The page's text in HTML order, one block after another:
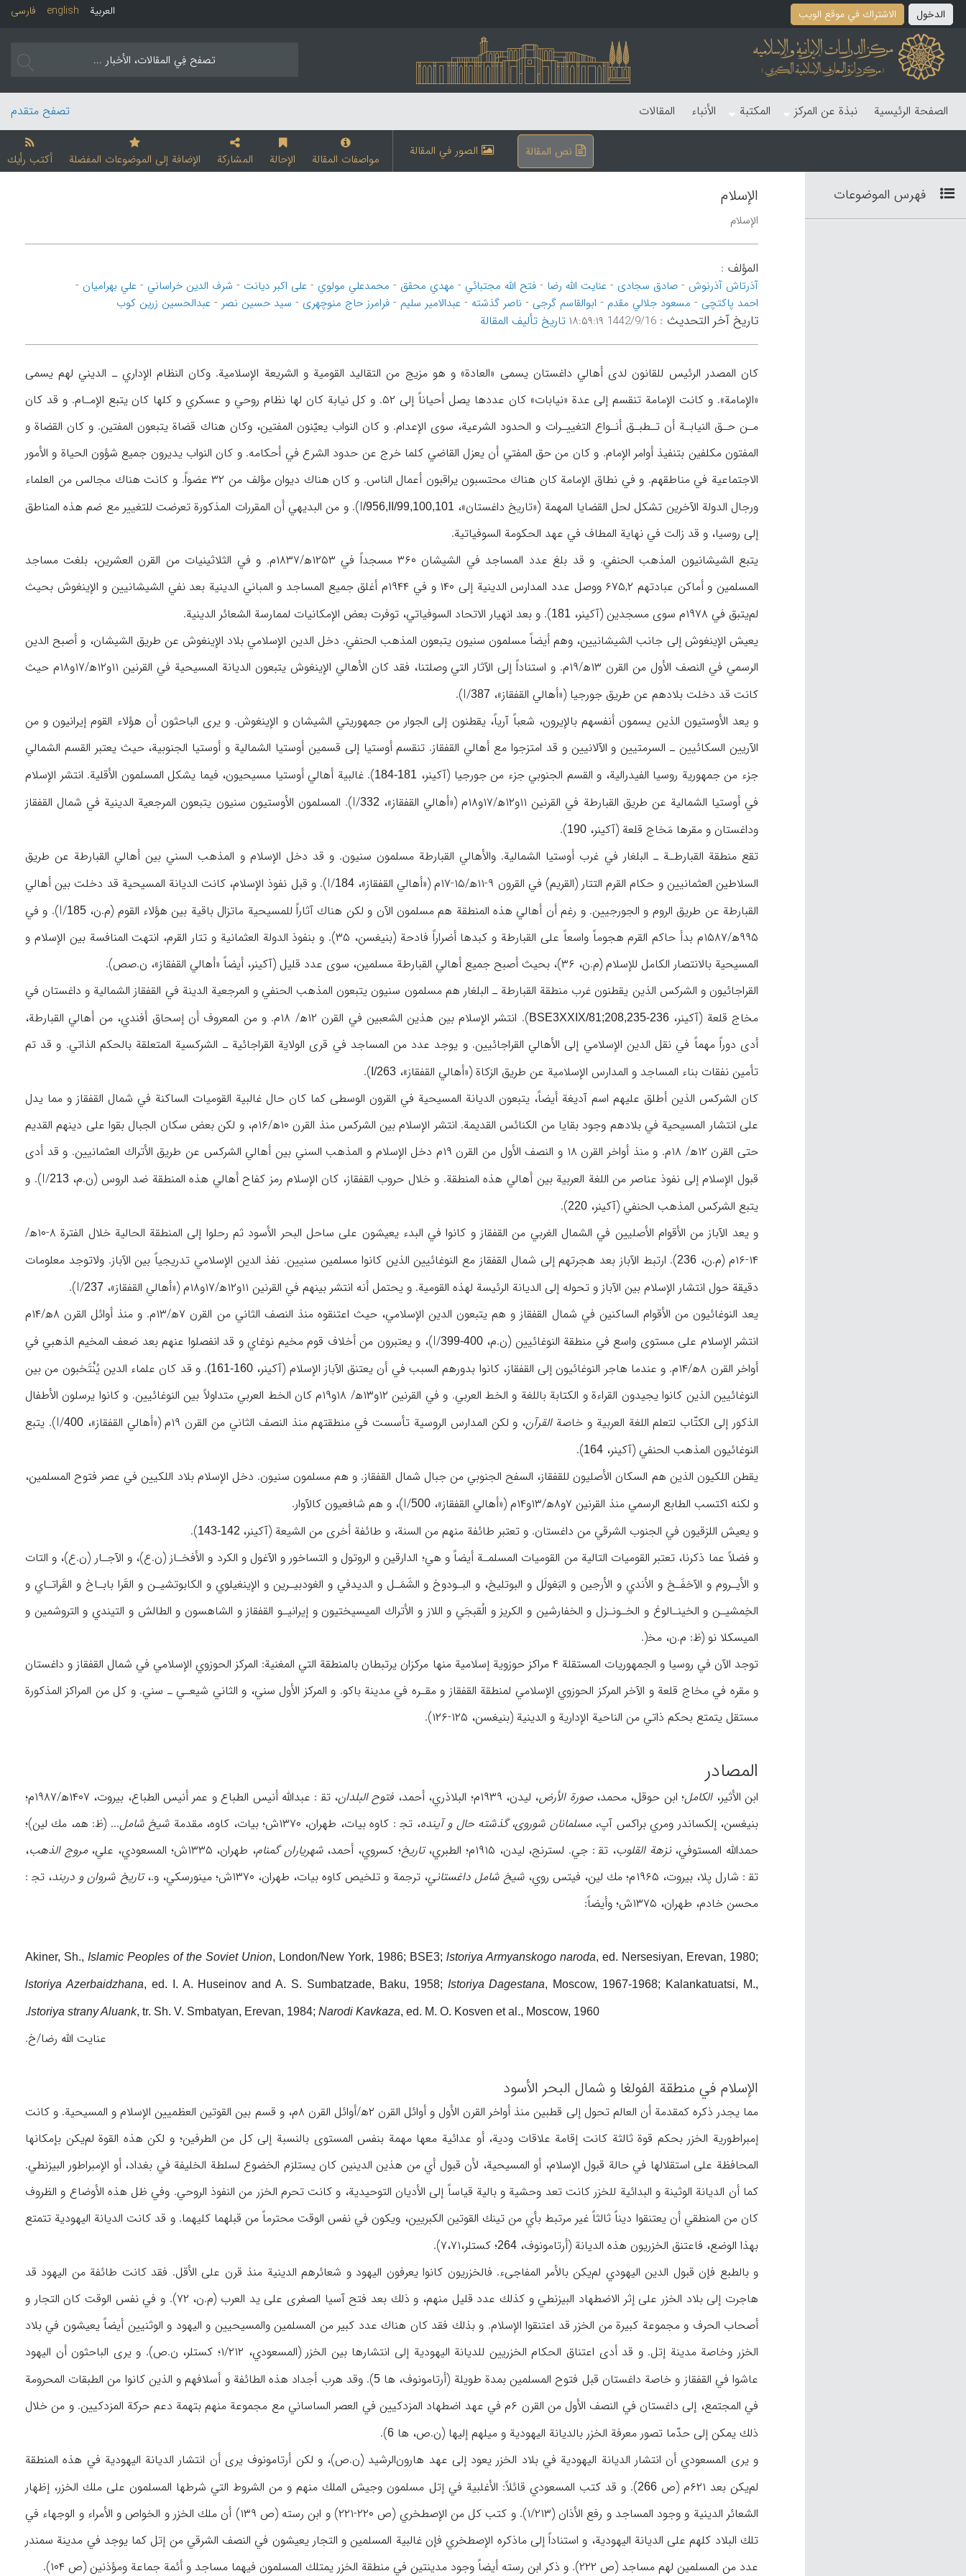
الدخول الاشتراك في موقع الویب فارسی english العربیة
الصفحة الرئیسیة نبذة عن المرکز المکتبة الأنباء المقالات تصفح متقدم
نص المقالة الصور في المقالة مواصفات المقالة الإحالة المشارکة الإضافة إلی الموضوعات المفضلة أکتب رأیك
فهرس الموضوعات الإسلام
الإسلام
المؤلف :
آذرتاش آذرنوش -صادق سجادی -عنایت الله رضا -فتح الله مجتبائي - مهدي محقق - محمدعلي مولوي -علی اکبر دیانت - شرف الدین خراساني -علي بهرامیان -
احمد پاکتچی - مسعود جلالي مقدم - ابوالقاسم گرجی - ناصر گذشته -عبدالامیر سلیم -فرامرز حاج منوچهری - سید حسین نصر -عبدالحسین زرین کوب
تاریخ آخر التحدیث :1442/9/16 ۱۸:۵۹:۱۹ تاریخ تألیف المقالة
كان المصدر الرئيس للقانون لدى أهالي داغستان يسمى «العادة» و هو مزيج من التقاليد القومية و الشريعة الإسلامية. وكان النظام الإداري ـ الديني لهم يسمى
«الإمامة». و كانت الإمامة تنقسم إلى عدة «نيابات» كان عددها يصل أحياناً إلى ۵۲. و كل نيابة كان لها نظام روحي و عسكري و كلها كان يتبع الإمـام. و قد كان
مـن حـق النيابـة أن تـطبـق أنـواع التغييـرات و الحدود الشرعية، سوى الإعدام. و كان النواب يعيّنون المفتين، وكان هناك قضاة يتبعون المفتين. و كان القضاة و
المفتون مكلفين بتنفيذ أوامر الإمام. و كان من حق المفتي أن يعزل القاضي كلما خرج عن حدود الشرع في أحكامه. و كان النواب يديرون جميع شؤون الحياة و الأمور
الاجتماعية في مناطقهم. و في نطاق الإمامة كان هناك محتسبون يراقبون أعمال الناس. و كان هناك ديوان مؤلف من ۳۲ عضواً. و كانت هناك مجالس من العلماء
ورجال الدولة الآخرين تشكل لحل القضايا المهمة («تاريخ داغستان»، I/956,II/99,100,101 ). و من البديهي أن المقررات المذكورة تعرضت للتغيير مع ضم هذه المناطق
إلى روسيا، و قد زالت في نهاية المطاف في عهد الحكومة السوفياتية.
يتبع الشيشانيون المذهب الحنفي. و قد بلغ عدد المساجد في الشيشان ۳۶۰ مسجداً في ۱۲۵۳ه‍/۱۸۳۷م. و في الثلاثينيات من القرن العشرين، بلغت مساجد
المسلمين و أماكن عبادتهم ۶۷۵,۲ ووصل عدد المدارس الدينية إلى ۱۴۰ و في ۱۹۴۴م أغلق جميع المساجد و المباني الدينية بعد نفي الشيشانيين و الإينغوش بحيث
لم‌يتبق في ۱۹۷۸م سوى مسجدين (آكينر،
181). و بعد انهيار الاتحاد السوفياتي، توفرت بعض الإمكانيات لممارسة الشعائر الدينية.
يعيش الإينغوش إلى جانب الشيشانيين، وهم أيضاً مسلمون سنيون يتبعون المذهب الحنفي. دخل الدين الإسلامي بلاد الإينغوش عن طريق الشيشان، و أصبح الدين
الرسمي في النصف الأول من القرن ۱۳ه‍/۱۹م. و استناداً إلى الآثار التي وصلتنا، فقد كان الأهالي الإينغوش يتبعون الديانة المسيحية في القرنين ۱۱و۱۲ه‍/۱۷و۱۸م حيث
كانت قد دخلت بلادهم عن طريق جورجيا («أهالي القفقاز»، I/ 387
).
و يعد الأوستيون الذين يسمون أنفسهم بالإيرون، شعباً آرياً، يقطنون إلى الجوار من جمهوريتي الشيشان و الإينغوش. و يرى الباحثون أن هؤلاء القوم إيرانيون و من
الآريين السكائيين ـ السرمتيين و الآلانيين و قد امتزجوا مع أهالي القفقاز. تنقسم أوستيا إلى قسمين أوستيا الشمالية و أوستيا الجنوبية، حيث يعتبر القسم الشمالي
جزء من جمهورية روسيا الفيدرالية، و القسم الجنوبي جزء من جورجيا (آكينر، 181-184
). غالبية أهالي أوستيا مسيحيون، فيما يشكل المسلمون الأقلية. انتشر الإسلام
في أوستيا الشمالية عن طريق القبارطة في القرنين ۱۱و۱۲ه‍/۱۷و۱۸م («أهالي القفقاز»، I/
332
). المسلمون الأوستيون سنيون يتبعون المرجعية الدينية في شمال القفقاز
وداغستان و مقرها مَخاج قلعة (آكينر،190
).
تقع منطقة القبارطـة ـ البلغار في غرب أوستيا الشمالية. والأهالي القبارطة مسلمون سنيون. و قد دخل الإسلام و المذهب السني بين أهالي القبارطة عن طريق
السلاطين العثمانيين و حكام القرم التتار (القريم) في القرون ۹-۱۱ه‍/۱۵-۱۷م («أهالي القفقاز»، I/
184
). و قبل نفوذ الإسلام، كانت الديانة المسيحية قد دخلت بين أهالي
القبارطة عن طريق الروم و الجورجيين. و رغم أن أهالي هذه المنطقة هم مسلمون الآن و لكن هناك آثاراً للمسيحية ماتزال باقية بين هؤلاء القوم (م.ن، I/185
). و في
۹۹۵ه‍/۱۵۸۷م بدأ حاكم القرم هجوماً واسعاً على القبارطة و كبدها أضراراً فادحة (بنيغسن، ۳۵). و بنفوذ الدولة العثمانية و تتار القرم، انتهت المنافسة بين الإسلام و
المسيحية بالانتصار الكامل للإسلام (م.ن، ۳۶)، بحيث أصبح جميع أهالي القبارطة مسلمين، سوى عدد قليل (آكينر، أيضاً «أهالي القفقاز»، ن.صص).
القراجائيون و الشركس الذين يقطنون غرب منطقة القبارطة ـ البلغار هم مسلمون سنيون يتبعون المذهب الحنفي و المرجعية الدينة في القفقاز الشمالية و داغستان في
مخاج قلعة (آكينر،BSE3XXIX/81;208,235-236
). انتشر الإسلام بين هذين الشعبين في القرن ۱۲ه‍/ ۱۸م. و من المعروف أن إسحاق أفندي، من أهالي القبارطة،
أدى دوراً مهماً في نقل الدين الإسلامي إلى الأهالي القراجائيين. و يوجد عدد من المساجد في قرى الولاية القراجائية ـ الشركسية المتعلقة بالحكم الذاتي. و قد تم
تأمين نفقات بناء المساجد و المدارس الإسلامية عن طريق الزكاة («أهالي القفقاز»،
I/263
).
كان الشركس الذين أطلق عليهم اسم آديغة أيضاً، يتبعون الديانة المسيحية في القرون الوسطى كما كان حال غالبية القوميات الساكنة في شمال القفقاز و مما يدل
على انتشار المسيحية في بلادهم وجود بقايا من الكنائس القديمة. انتشر الإسلام بين الشركس منذ القرن ۱۰ه‍/۱۶م، و لكن بعض سكان الجبال بقوا على دينهم القديم
حتى القرن ۱۲ه‍/ ۱۸م. و منذ أواخر القرن ۱۸ و النصف الأول من القرن ۱۹م دخل الإسلام و المذهب السني بين أهالي الشركس عن طريق الأتراك العثمانيين. و قد أدى
قبول الإسلام إلى نفوذ عناصر من اللغة العربية بين أهالي هذه المنطقة. و خلال حروب القفقاز، كان الإسلام رمز كفاح أهالي هذه المنطقة ضد الروس (ن.م، I/213
). و
يتبع الشركس المذهب الحنفي (آكينر،220
).
و يعد الآباز من الأقوام الأصليين في الشمال الغربي من القفقاز و كانوا في البدء يعيشون على ساحل البحر الأسود ثم رحلوا إلى المنطقة الحالية خلال الفترة ۸-۱۰ه‍/
۱۴-۱۶م (م.ن،
236). ارتبط الآباز بعد هجرتهم إلى شمال القفقاز مع النوغائيين الذين كانوا مسلمين سنيين. نفذ الدين الإسلامي تدريجياً بين الآباز. ولاتوجد معلومات
دقيقة حول انتشار الإسلام بين الآباز و تحوله إلى الديانة الرئيسة لهذه القومية. و يحتمل أنه انتشر بينهم في القرنين ۱۱و۱۲ه‍/۱۷و۱۸م («أهالي القفقاز»، I/
237
).
يعد النوغائيون من الأقوام الساكنين في شمال القفقاز و هم يتبعون الدين الإسلامي، حيث اعتنقوه منذ النصف الثاني من القرن ۷ه‍/۱۳م. و منذ أوائل القرن ۸ه‍/۱۴م
انتشر الإسلام على مستوى واسع في منطقة النوغائيين (ن.م، I/399-400
)، و يعتبرون من أخلاف قوم مخيم نوغاي و قد انفصلوا عنهم بعد ضعف المخيم الذهبي في
أواخر القرن ۸ه‍/۱۴م. و عندما هاجر النوغائيون إلى القفقاز، كانوا بدورهم السبب في أن يعتنق الآباز الإسلام (آكينر،
160-161)
. و قد كان علماء الدين يُنْتَخبون من بين
النوغائيين الذين كانوا يجيدون القراءة و الكتابة باللغة و الخط العربي. و في القرنين ۱۲و۱۳ه‍/ ۱۸و۱۹م كان الخط العربي متداولاً بين النوغائيين. و كانوا يرسلون الأطفال
الذكور إلى الكتّاب لتعلم اللغة العربية و خاصةالقرآن، و لكن المدارس الروسية تأسست في منطقتهم منذ النصف الثاني من القرن ۱۹م («أهالي القفقاز»، I/ 400
). يتبع
النوغائيون المذهب الحنفي (آكينر،164
).
يقطن اللكيون الذين هم السكان الأصليون للقفقاز، السفح الجنوبي من جبال شمال القفقاز. و هم مسلمون سنيون. دخل الإسلام بلاد اللكيين في عصر فتوح المسلمين،
و لكنه اكتسب الطابع الرسمي منذ القرنين ۷و۸ه‍/۱۳و۱۴م («أهالي القفقاز»، I/
500
)، و هم شافعيون كالآوار.
و يعيش اللزقيون في الجنوب الشرقي من داغستان. و تعتبر طائفة منهم من السنة، و طائفة أخرى من الشيعة (آكينر،
).
و فضلاً عما ذكرنا، تعتبر القوميات التالية من القوميات المسلمـة أيضاً و هي؛ الدارقين و الروتول و التساخور و الآغول و الكرد و الأفخـاز (ن.ع)، و الآجـار (ن.ع)، و التات
و الأيـروم و الآخفَـخ و الأندي و الأرجين و البَغولَل و البوتليخ، و البـودوخ و الشَمَـل و الديدفي و الغودبيـرين و الإينغيلوي و الكابوتشيـن و القَرا بابـاخ و القَراتـاي و
الخِمشيـن و الخينـالوغ و الخـونـزل و الخفارشين و الكريز و الُقبجَي و اللاز و الأتراك الميسيختيون و إيرانيـو القفقاز و الشاهسون و الطالش و التيندي و التروشمين و
الميسكلا نو (ظ: م.ن، مخ‍(.
توجد الآن في روسيا و الجمهوريات المستقلة ۴ مراكز حوزوية إسلامية منها مركزان يرتبطان بالمنطقة التي المغنية: المركز الحوزوي الإسلامي في شمال القفقاز و داغستان
و مقره في مخاج قلعة و الآخر المركز الحوزوي الإسلامي لمنطقة القفقاز و مقـره في مدينة باكو. و المركز الأول سني، و الثاني شيعـي ـ سني. و كل من المراكز المذكورة
مستقل يتمتع بحكم ذاتي من الناحية الإدارية و الدينية (بنيغسن، ۱۲۵-۱۲۶).
المصادر
ابن الأثير،الكامل؛ ابن حوقل، محمد،صورة الأرض، ليدن، ۱۹۳۹م؛ البلاذري، أحمد، فتوح البلدان
، تق‍ : عبدالله أنيس الطباع و عمر أنيس الطباع، بيروت، ۱۴۰۷ه‍/۱۹۸۷م؛
بنيغسن، إلكساندر ومري براكس آپ،مسلمانان شوروى، گذشته حال و آينده، تج‍ : كاوه بيات، طهران، ۱۳۷۰ش؛ بيات، كاوه، مقدمة شيخ شامل... (ظ: هم‍، مك لين)؛
حمدالله المستوفي، نزهة القلوب، تق‍ : جي. لسترنج، ليدن، ۱۹۱۵م؛ الطبري، تاريخ؛ كسروي، أحمد،شهرياران گمنام، طهران، ۱۳۳۵ش؛ المسعودي، علي، مروج الذهب،
تق‍ : شارل پلا، بيروت، ۱۹۶۵م؛ مك لين، فيتس روي،
شيخ شامل داغستاني، ترجمة و تلخيص كاوه بيات، طهران، ۱۳۷۰ش؛ مينورسكي، و.، تاريخ شروان و دربند، تج‍ :
محسن خادم، طهران، ۱۳۷۵ش؛ وأيضاً:
Akiner, Sh., Islamic Peoples of the Soviet Union, London/New York, 1986; BSE3; lstoriya Armyanskogo naroda, ed. Nersesiyan, Erevan, 1980;
lstoriya Azerbaidzhana, ed. I. A. Huseinov and A. S. Sumbatzade, Baku, 1958; Istoriya Dagestana, Moscow, 1967-1968; Kalankatuatsi, M.,
lstoriya strany Aluank, tr. Sh. V. Smbatyan, Erevan, 1984; Narodi Kavkaza, ed. M. O. Kosven et al., Moscow, 1960.
عنايت الله رضا/خ.
الإسلام في منطقة الفولغا و شمال البحر الأسود
مما يجدر ذكره كمقدمة أن العالم تحول إلى قطبين منذ أواخر القرن الأول و أوائل القرن ۲ه‍/أوائل القرن ۸م، و قسم بين القوتين العظميين الإسلام و المسيحية. و كانت
إمبراطورية الخزر بحكم قوة ثالثة كانت إقامة علاقات ودية، أو عدائية معها مهمة بنفس المستوى بالنسبة إلى كل من الطرفين؛ و لكن هذه القوة لم‌يكن بإمكانها
المحافظة على استقلالها في حالة قبول الإسلام، أو المسيحية، لأن قبول أي من هذين الدينين كان يستلزم الخضوع لسلطة الخليفة في بغداد، أو الإمبراطور البيزنطي.
كما أن الديانة الوثينة و البدائية للخزر كانت تعد وحشية و بالية قياساً إلى الأديان التوحيدية، و كانت تحرم الخزر من النفوذ الروحي. وفي ظل هذه الأوضاع و الظروف
كان من المنطقي أن يعتنقوا ديناً ثالثاً غير مرتبط بأي من تينك القوتين الكبريين، ويكون في نفس الوقت محترماً من قبلهما كليهما. و قد كانت الديانة اليهودية تتمتع
بهذا الوضع، فاعتنق الخزريون هذه الديانة (أرتامونوف،264؛ كستلر،۷،۷۱).
و بالطبع فإن قبول الدين اليهودي لم‌يكن بالأمر المفاجىء. فالخزريون كانوا يعرفون اليهود و شعائرهم الدينية منذ قرن على الأقل. فقد كانت طائفة من اليهود قد
هاجرت إلى بلاد الخزر على إثر الاضطهاد البيزنطي و كذلك عدد قليل منهم، و ذلك بعد فتح آسيا الصغرى على يد العرب (م.ن، ۷۲). و في نفس الوقت كان التجار و
أصحاب الحرف و مجموعة كبيرة من الخزر قد اعتنقوا الإسلام. و بذلك فقد كان هناك عدد كبير من المسلمين والمسيحيين و اليهود و الوثنيين أيضاً يعيشون في بلاد
الخزر وخاصة مدينة إتل. و قد أدى اعتناق الحكام الخزريين للديانة اليهودية إلى انتشارها بين الخزر (المسعودي، ۱/۲۱۲؛ كستلر، ن.ص). و يرى الباحثون أن اليهود
عاشوا في القفقاز و خاصة داغستان قبل فتوح المسلمين بمدة طويلة (أرتامونوف، ها 5). وقد هرب أجداد هذه الطائفة و أسلافهم و الذين كانوا من الطبقات المحرومة
في المجتمع، إلى داغستان في النصف الأول من القرن ۶م في عهد اضطهاد المزدكيين في العصر الساساني مع مجموعة منهم بتهمة دعم حركة المزدكيين. و من خلال
ذلك يمكن إلى حدّما تصور معرفة الخزر بالديانة اليهودية و ميلهم إليها (ن.ص، ها6
).
و يرى المسعودي أن انتشار الديانة اليهودية في بلاد الخزر يعود إلى عهد هارون‌الرشيد (ن.ص)، و لكن أرتامونوف يرى أن انتشار الديانة اليهودية في هذه المنطقة
لم‌يكن بعد ۶۲۱م (ص
266). و قد كتب المسعودي قائلاً: الأغلبية في إتل مسلمون وجيش الملك منهم و من الشروط التي شرطها المسلمون على ملك الخزر، إظهار
الشعائر الدينية و وجود المساجد و رفع الأذان (۱/۲۱۳). و كتب كل من الإصطخري (ص ۲۲۰-۲۲۱) و ابن رسته (ص ۱۳۹) أن ملك الخزر و الخواص و الأمراء و الوجهاء في
تلك البلاد كلهم على الديانة اليهودية، و استناداً إلى ماذكره الإصطخري فإن غالبية المسلمين و التجار يعيشون في النصف الشرقي من إتل كما يوجد في مدينة سمندر
عدد من المسلمين لهم مساجد (ص ۲۲۲). و ذكر ابن رسته أيضاً وجود مدينتين في منطقة الخزر يمتلك المسلمون فيهما مساجد و أئمة جماعة ومؤذنين (ص ۱۰۴).